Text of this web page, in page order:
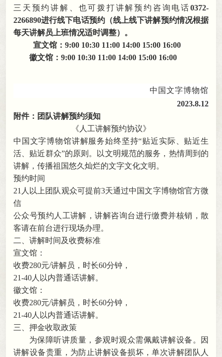
三天预约讲解、也可拨打讲解预约咨询电话0372-
2266890进行线下电话预约（线上线下讲解预约情况根据
每天讲解员上班情况适时调整） 。
宣文馆： 9:00 10:30 11:00 14:00 15:00 16:00
徽文馆： 9:00 10:30 11:00 14:00 15:00 16:00
中国文字博物馆
2023.8.12
附件：团队讲解预约须知
《人工讲解预约协议》
中国文字博物馆讲解服务始终坚持“贴近实际、贴近生
活、贴近群众”的原则 。
以文明规范的服务，热情周到的
讲解 ， 传播祖国悠久灿烂的文字文化文明。
预约时间
21人以上团队观众可提前3天通过中国文字博物馆官方微
信
公众号预约人工讲解 ，讲解咨询台进行缴费并核销 ，散
客请在前台进行现场办理。
二、讲解时间及收费标准
宣文馆：
收费280元/讲解员 ， 时长60分钟，
21-40 人以内普通话讲解。
徽文馆：
收费280元/讲解员 ， 时长60分钟，
21-40 人以内普通话讲解。
三、押金收取政策
为保障听讲质量 ， 参观时观众需佩戴讲解设备。因
讲解设备贵重 ， 为防止讲解设备损坏，单次讲解团队人